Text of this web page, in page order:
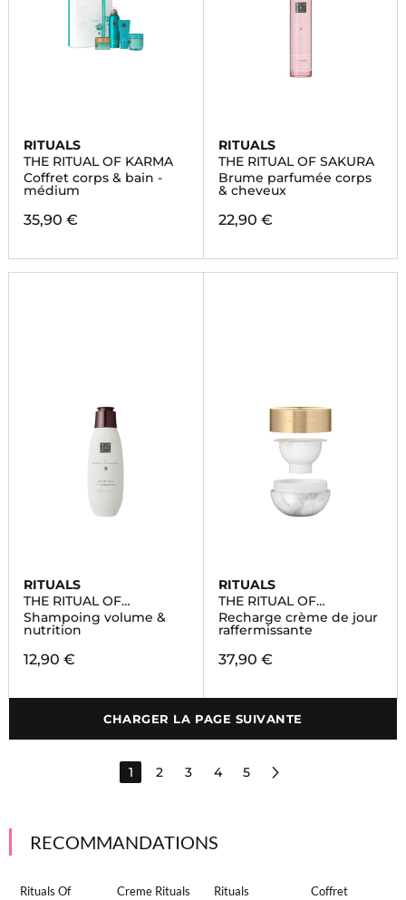
RITUALS
THE RITUAL OF KARMA
Coffret corps & bain -
médium
35,90 €
RITUALS
THE RITUAL OF SAKURA
Brume parfumée corps
& cheveux
22,90 €
RITUALS
THE RITUAL OF
AYURVEDA
Shampoing volume &
nutrition
12,90 €
RITUALS
THE RITUAL OF
NAMASTE
Recharge crème de jour
raffermissante
37,90 €
CHARGER LA PAGE SUIVANTE
1 2 3 4 5
RECOMMANDATIONS
Rituals Of
Creme Rituals
Rituals
Coffret